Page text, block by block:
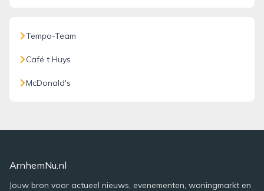
Tempo-Team
Café t Huys
McDonald's
ArnhemNu.nl
Jouw bron voor actueel nieuws, evenementen, woningmarkt en